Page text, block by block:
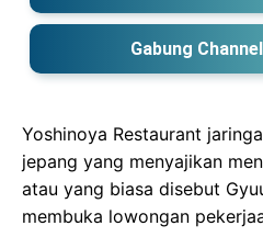
Gabung
Yoshinoya Restaurant
jepang yang menyajikan
atau yang biasa disebut
membuka lowongan